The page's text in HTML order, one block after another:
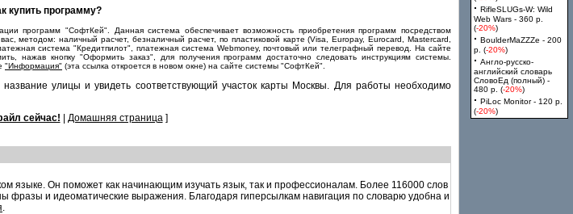
купить программу?
программ "СофтКей". Данная система обеспечивает возможность приобретения программ посредством
наличный расчет, безналичный расчет, по пластиковой карте (Visa, Europay, Eurocard, Mastercard,
система "Кредитпилот", платежная система Webmoney, почтовый или телеграфный перевод. На сайте
нажав кнопку "Оформить заказ", для получения программ достаточно следовать инструкциям системы.
"Информация" (эта ссылка откроется в новом окне) на сайте системы "СофтКей".
улицы и увидеть соответствующий участок карты Москвы. Для работы необходимо
сейчас! Домашняя страница]
языке. Он поможет как начинающим изучать язык, так и профессионалам. Более 116000 слов
фразы и идеоматические выражения. Благодаря гиперсылкам навигация по словарю удобна и
.
· RifleSLUGs-W: Wild
Web Wars - 360 p.
(-20%)
· BoulderMaZZZe - 200
p. (-20%)
· Англо-русско-
английский словарь
СловоЕд (полный) -
480 p. (-20%)
· PiLoc Monitor - 120 p.
(-20%)